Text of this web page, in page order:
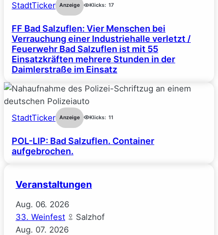
StadtTicker Anzeige Klicks: 17
FF Bad Salzuflen: Vier Menschen bei
Verrauchung einer Industriehalle verletzt /
Feuerwehr Bad Salzuflen ist mit 55
Einsatzkräften mehrere Stunden in der
Daimlerstraße im Einsatz
StadtTicker Anzeige Klicks: 11
POL-LIP: Bad Salzuflen. Container
aufgebrochen.
Veranstaltungen
Aug. 06. 2026
33. Weinfest
Salzhof
Aug. 07. 2026